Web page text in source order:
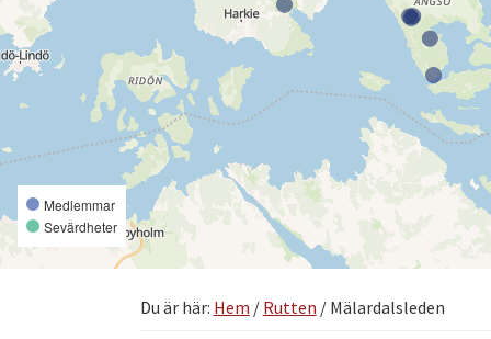
Medlemmar
Sevärdheter
Du är här: Hem / Rutten /Mälardalsleden